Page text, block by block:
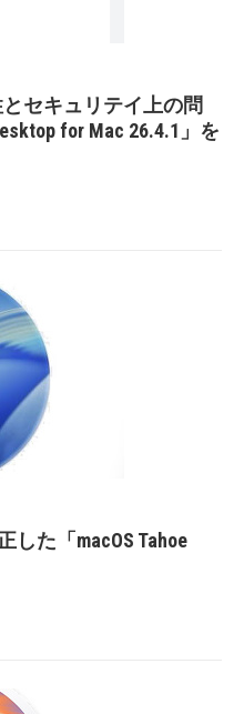
セキュリテイ上の問
for Mac 26.4.1」を
た「macOS Tahoe